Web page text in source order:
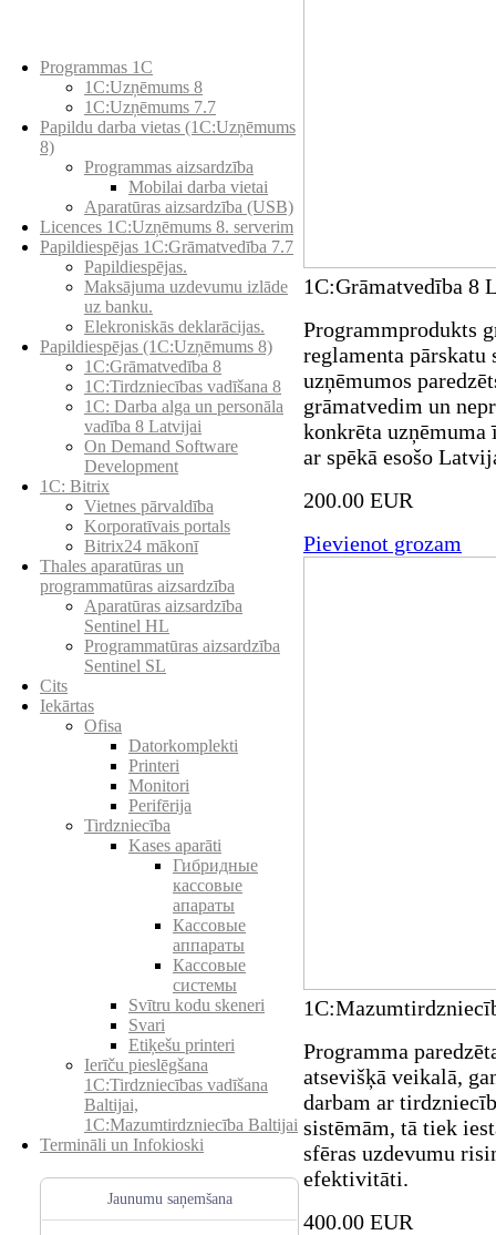
Programmas 1C
1C:Uzņēmums 8
1C:Uzņēmums 7.7
Papildu darba vietas (1C:Uzņēmums
8)
Programmas aizsardzība
Mobilai darba vietai
Aparatūras aizsardzība (USB)
Licences 1C:Uzņēmums 8. serverim
Papildiespējas 1C:Grāmatvedība 7.7
Papildiespējas.
Maksājuma uzdevumu izlāde
uz banku.
Elekroniskās deklarācijas.
Papildiespējas (1C:Uzņēmums 8)
1C:Grāmatvedība 8
1C:Tirdzniecības vadīšana 8
1С: Darba alga un personāla
vadība 8 Latvijai
On Demand Software
Development
1C: Bitrix
Vietnes pārvaldība
Korporatīvais portals
Bitrix24 mākonī
Thales aparatūras un
programmatūras aizsardzība
Aparatūras aizsardzība
Sentinel HL
Programmatūras aizsardzība
Sentinel SL
Cits
Iekārtas
Ofisa
Datorkomplekti
Printeri
Monitori
Perifērija
Tirdzniecība
Kases aparāti
Гибридные
кассовые
апараты
Кассовые
аппараты
Кассовые
системы
Svītru kodu skeneri
Svari
Etiķešu printeri
Ierīču pieslēgšana
1C:Tirdzniecības vadīšana
Baltijai,
1C:Mazumtirdzniecība Baltijai
Termināli un Infokioski
Jaunumu saņemšana
1C:Grāmatvedība 8
Programmprodukts
reglamenta pārskatu
uzņēmumos
grāmatvedim un
konkrēta uzņēmuma
ar spēkā esošo
200.00 EUR
Pievienot grozam
Programma
atsevišķā veikalā,
darbam ar
sistēmām, tā tiek
sfēras uzdevumu
efektivitāti.
400.00 EUR